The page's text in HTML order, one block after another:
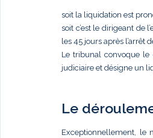
soit la liquidation est
soit c’est le dirigeant de
les 45 jours après l’arrêt
Le tribunal convoque le
judiciaire et désigne un
Le
Exceptionnellement, le